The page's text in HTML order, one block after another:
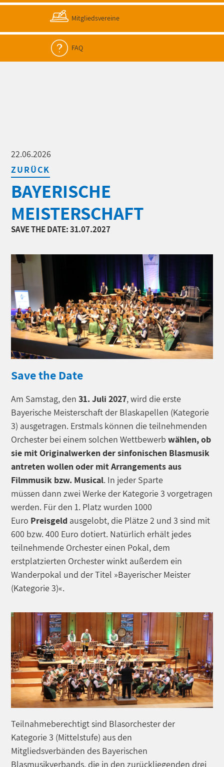
Mitgliedsvereine
FAQ
22.06.2026
ZURÜCK
BAYERISCHE
MEISTERSCHAFT
SAVE THE DATE: 31.07.2027
Save the Date
Am Samstag, den31. Juli 2027, wird die erste
Bayerische Meisterschaft der Blaskapellen (Kategorie
3) ausgetragen. Erstmals können die teilnehmenden
Orchester bei einem solchen Wettbewerbwählen, ob
sie mit Originalwerken der sinfonischen Blasmusik
antreten wollen oder mit Arrangements aus
Filmmusik bzw. Musical. In jeder Sparte
müssen dann zwei Werke der Kategorie 3 vorgetragen
werden. Für den 1. Platz wurden 1000
Euro Preisgeld ausgelobt, die Plätze 2 und 3 sind mit
600 bzw. 400 Euro dotiert. Natürlich erhält jedes
teilnehmende Orchester einen Pokal, dem
erstplatzierten Orchester winkt außerdem ein
Wanderpokal und der Titel »Bayerischer Meister
(Kategorie 3)«.
Teilnahmeberechtigt sind Blasorchester der
Kategorie 3 (Mittelstufe) aus den
Mitgliedsverbänden des Bayerischen
Blasmusikverbands, die in den zurückliegenden drei